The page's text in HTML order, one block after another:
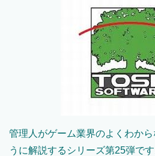
管理人がゲーム業界のよくわか
うに解説するシリーズ第25弾で